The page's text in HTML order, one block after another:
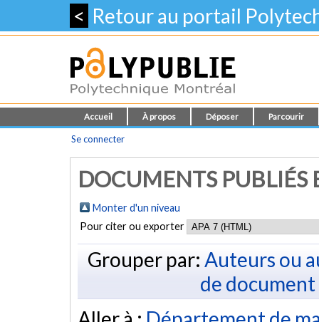
< Retour au portail
Accueil À propos Déposer Parcourir
Se connecter
DOCUMENTS PUBLIÉS
Monter d'un niveau
Pour citer ou exporter
Grouper par: Auteurs ou
de document